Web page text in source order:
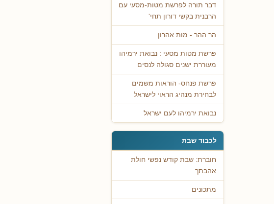
דבר תורה לפרשת מטות-מסעי עם
הרבנית בקשי דורון תחי'
הר ההר - מות אהרון
פרשת מטות מסעי : נבואת ירמיהו
מעוררת ישנים סגולה לנסים
פרשת פנחס- הוראות משמים
לבחירת מנהיג הראוי לישראל
נבואת ירמיהו לעם ישראל
לכבוד שבת
חוברת: שבת קודש נפשי חולת
אהבתך
מתכונים